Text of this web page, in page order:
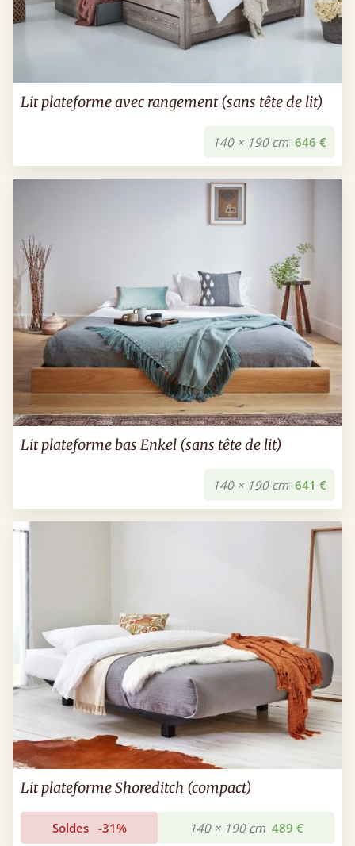
Lit plateforme avec rangement (sans tête de lit)
140 × 190 cm 646 €
Lit plateforme bas Enkel (sans tête de lit)
140 × 190 cm 641 €
Lit plateforme Shoreditch (compact)
Soldes -31% 140 × 190 cm 489 €